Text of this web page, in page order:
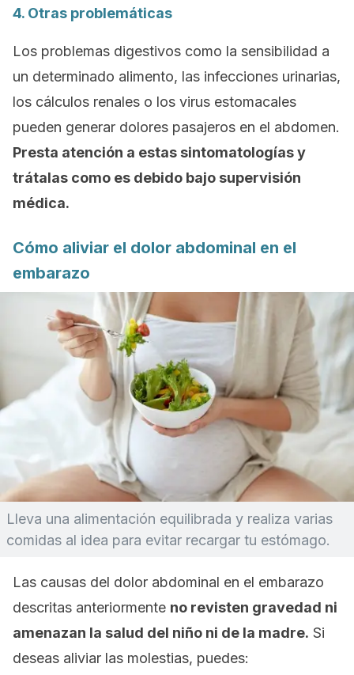
4. Otras problemáticas
Los problemas digestivos como la sensibilidad a
un determinado alimento, las infecciones urinarias,
los cálculos renales o los virus estomacales
pueden generar dolores pasajeros en el abdomen.
Presta atención a estas sintomatologías y
trátalas como es debido bajo supervisión
médica.
Cómo aliviar el dolor abdominal en el
embarazo
Lleva una alimentación equilibrada y realiza varias
comidas al idea para evitar recargar tu estómago.
Las causas del dolor abdominal en el embarazo
descritas anteriormente no revisten gravedad ni
amenazan la salud del niño ni de la madre. Si
deseas aliviar las molestias, puedes: